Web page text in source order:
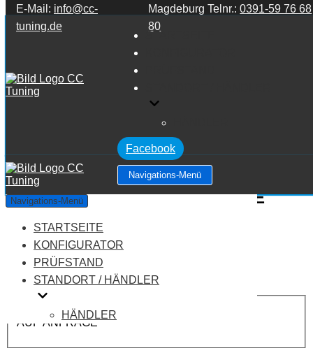
Zum Inhalt springen
E-Mail: info@cc-
tuning.de
Magdeburg Telnr.:0391-59 76 68
80
STARTSEITE
Facebook
Navigations-Menü
Navigations-Menü
STARTSEITE
KONFIGURATOR
PRÜFSTAND
STANDORT / HÄNDLER
HÄNDLER
Mercedes Benz E Klasse W210 E
Klasse E200 CDI 2.2
Leistung:115 PS
Drehmoment:250 NM
Motortyp:Diesel
PREIS
AUF ANFRAGE